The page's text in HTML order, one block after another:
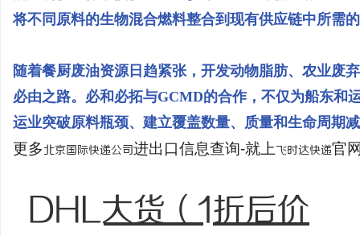
将不同原料的生物混合燃料整合到现有供应链中所需
随着餐厨废油资源日趋紧张，开发动物脂肪、农业废
必由之路。必和必拓与GCMD的合作，不仅为船东和
运业突破原料瓶颈、建立覆盖数量、质量和生命周期
更多北京国际快递公司进出口信息查询-就上飞时达快递官
DHL大货（1折后价